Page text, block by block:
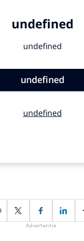
Advertentie